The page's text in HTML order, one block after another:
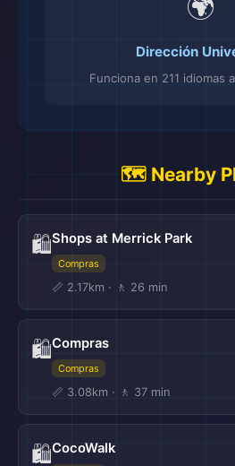
Dirección
Funciona en 211 idiomas
🗺️ Nearby
🛍️Shops at Merrick Park
Compras
📏 2.17km · 🚶 26 min
🛍️Compras
Compras
📏 3.08km · 🚶 37 min
🛍️CocoWalk